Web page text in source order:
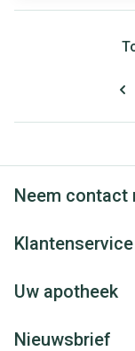
Neem contact
Klantenservice
Uw apotheek
Nieuwsbrief